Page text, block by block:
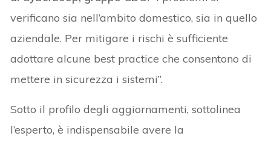
verificano sia nell’ambito domestico, sia in quello
aziendale. Per mitigare i rischi è sufficiente
adottare alcune best practice che consentono di
mettere in sicurezza i sistemi”.
Sotto il profilo degli aggiornamenti, sottolinea
l’esperto, è indispensabile avere la